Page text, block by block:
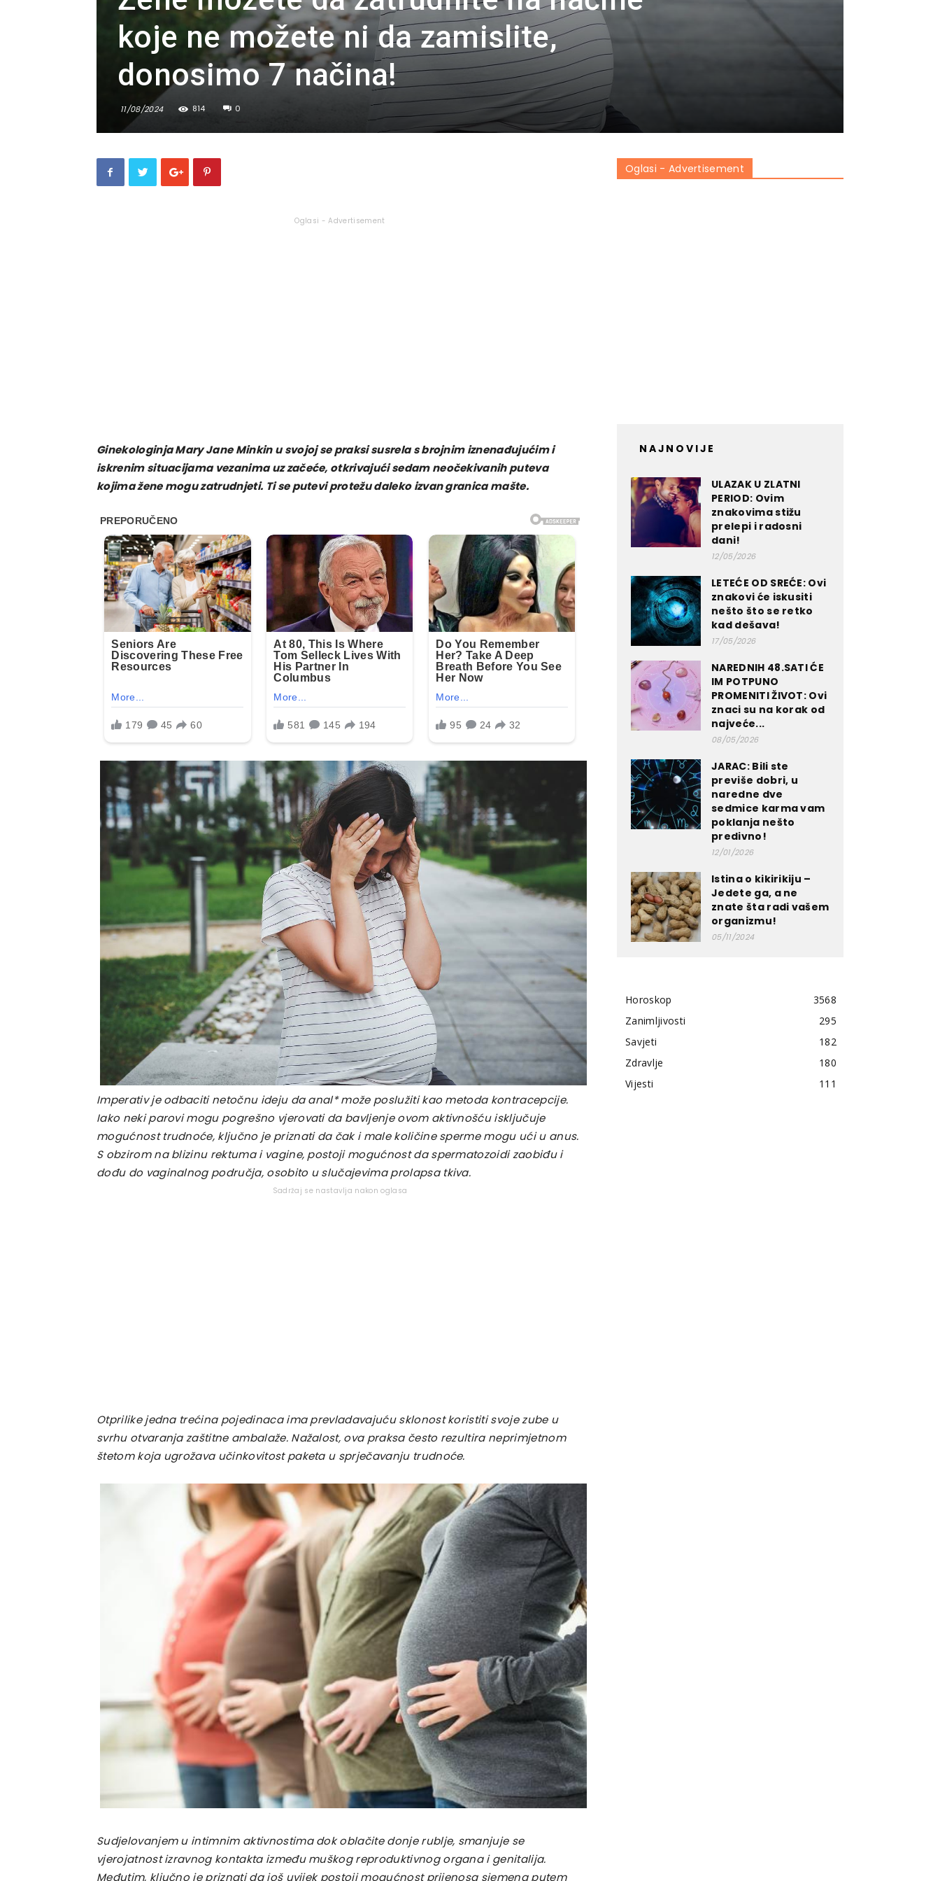
koje ne možete ni da zamislite,
donosimo 7 načina!
11/08/2024 814 0
Oglasi - Advertisement
Ginekologinja Mary Jane Minkin u svojoj se praksi susrela s brojnim iznenađujućim i
iskrenim situacijama vezanima uz začeće, otkrivajući sedam neočekivanih puteva
kojima žene mogu zatrudnjeti. Ti se putevi protežu daleko izvan granica mašte.
Imperativ je odbaciti netočnu ideju da anal* može poslužiti kao metoda kontracepcije.
Iako neki parovi mogu pogrešno vjerovati da bavljenje ovom aktivnošću isključuje
mogućnost trudnoće, ključno je priznati da čak i male količine sperme mogu ući u anus.
S obzirom na blizinu rektuma i vagine, postoji mogućnost da spermatozoidi zaobiđu i
dođu do vaginalnog područja, osobito u slučajevima prolapsa tkiva.
Sadržaj se nastavlja nakon oglasa
Otprilike jedna trećina pojedinaca ima prevladavajuću sklonost koristiti svoje zube u
svrhu otvaranja zaštitne ambalaže. Nažalost, ova praksa često rezultira neprimjetnom
štetom koja ugrožava učinkovitost paketa u sprječavanju trudnoće.
Sudjelovanjem u intimnim aktivnostima dok oblačite donje rublje, smanjuje se
vjerojatnost izravnog kontakta između muškog reproduktivnog organa i genitalija.
Međutim, ključno je priznati da još uvijek postoji mogućnost prijenosa sjemena putem
Oglasi - Advertisement
NAJNOVIJE
ULAZAK U ZLATNI
PERIOD: Ovim
znakovima stižu
prelepi i radosni
dani!
12/05/2026
LETEĆE OD SREĆE: Ovi
znakovi će iskusiti
nešto što se retko
kad dešava!
17/05/2026
NAREDNIH 48.SATI ĆE
IM POTPUNO
PROMENITI ŽIVOT: Ovi
znaci su na korak od
najveće...
08/05/2026
JARAC: Bili ste
previše dobri, u
naredne dve
sedmice karma vam
poklanja nešto
predivno!
12/01/2026
Istina o kikirikiju –
Jedete ga, a ne
znate šta radi vašem
organizmu!
05/11/2024
Horoskop
3568
Zanimljivosti
295
Savjeti
182
Zdravlje
180
Vijesti
111